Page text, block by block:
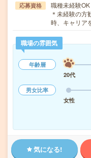
応募資格
職種未経験
＊未経験の方
時、キャリア
職場の雰囲気
年齢層
20代
男女比率
女性
気になる!